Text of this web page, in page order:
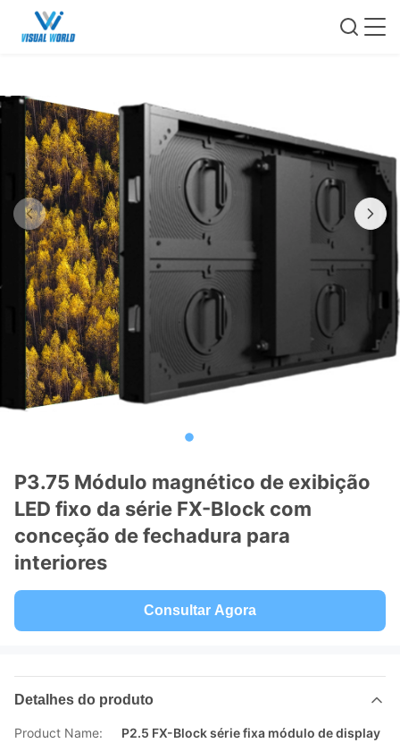
P3.75 Módulo magnético de exibição
LED fixo da série FX-Block com
conceção de fechadura para
interiores
Consultar Agora
Detalhes do produto
Product Name:
P2.5 FX-Block série fixa módulo de display